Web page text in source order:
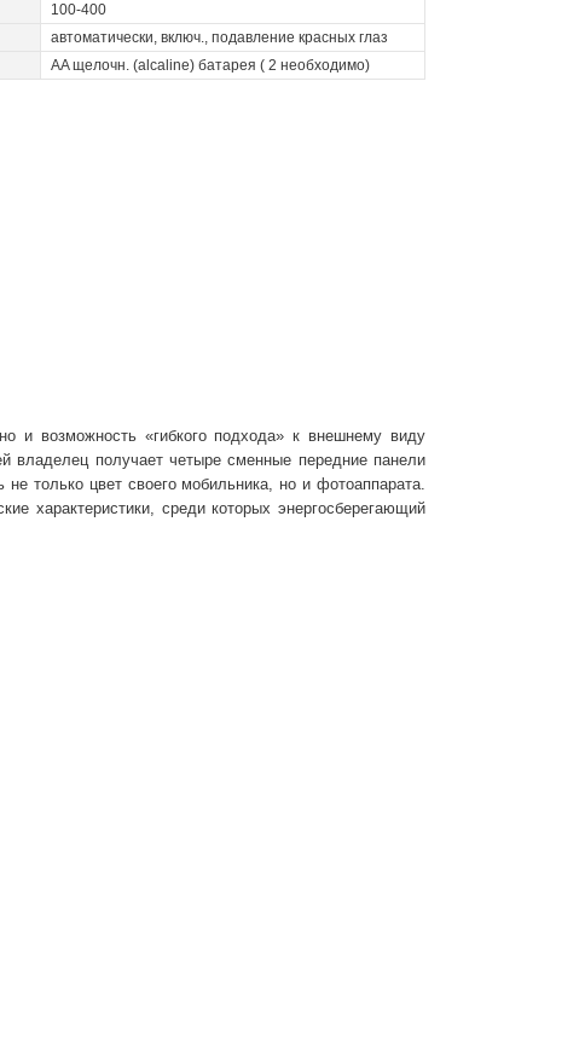
100-400
автоматически, включ., подавление красных глаз
AA щелочн. (alcaline) батарея ( 2 необходимо)
и возможность «гибкого подхода» к внешнему виду
владелец получает четыре сменные передние панели
только цвет своего мобильника, но и фотоаппарата.
характеристики, среди которых энергосберегающий